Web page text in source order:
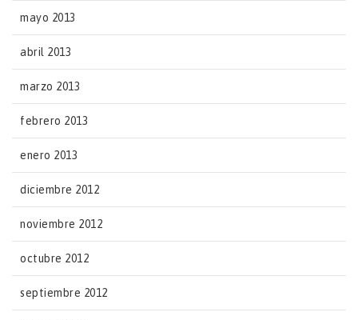
mayo 2013
abril 2013
marzo 2013
febrero 2013
enero 2013
diciembre 2012
noviembre 2012
octubre 2012
septiembre 2012